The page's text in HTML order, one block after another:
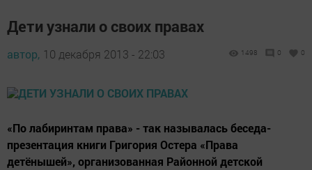
Дети узнали о своих правах
автор, 10 декабря 2013 - 22:03 1498 0 0
«По лабиринтам права» - так называлась беседа-
презентация книги Григория Остера «Права
детёнышей», организованная Районной детской